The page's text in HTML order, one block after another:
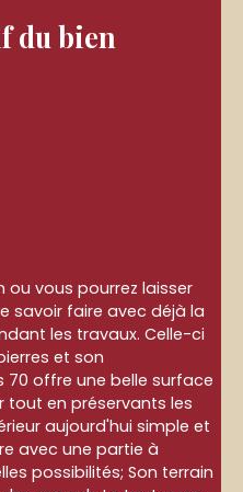
du bien
ou vous pourrez laisser
savoir faire avec déjà la
les travaux. Celle-ci
et son
offre une belle surface
tout en préservants les
aujourd'hui simple et
avec une partie à
possibilités; Son terrain